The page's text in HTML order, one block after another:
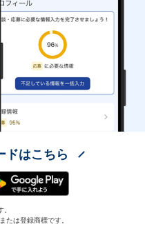
ドはこちら
は登録商標です。